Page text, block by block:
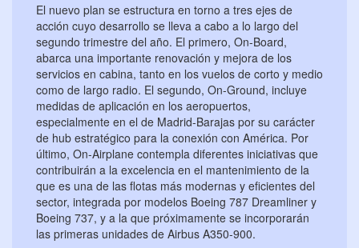
El nuevo plan se estructura en torno a tres ejes de
acción cuyo desarrollo se lleva a cabo a lo largo del
segundo trimestre del año. El primero, On-Board,
abarca una importante renovación y mejora de los
servicios en cabina, tanto en los vuelos de corto y medio
como de largo radio. El segundo, On-Ground, incluye
medidas de aplicación en los aeropuertos,
especialmente en el de Madrid-Barajas por su carácter
de hub estratégico para la conexión con América. Por
último, On-Airplane contempla diferentes iniciativas que
contribuirán a la excelencia en el mantenimiento de la
que es una de las flotas más modernas y eficientes del
sector, integrada por modelos Boeing 787 Dreamliner y
Boeing 737, y a la que próximamente se incorporarán
las primeras unidades de Airbus A350-900.